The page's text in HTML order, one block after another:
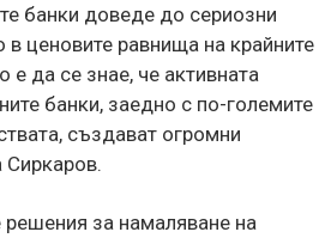
банки доведе до сериозни
в ценовите равнища на крайните
е да се знае, че активната
банки, заедно с по-големите
създават огромни
Сиркаров.
за намаляване на